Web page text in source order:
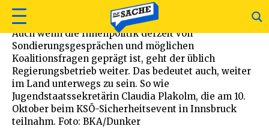
Auch wenn die Innenpolitik derzeit von
Sondierungsgesprächen und möglichen
Koalitionsfragen geprägt ist, geht der üblich
Regierungsbetrieb weiter. Das bedeutet auch, weiter
im Land unterwegs zu sein. So wie
Jugendstaatssekretärin Claudia Plakolm, die am 10.
Oktober beim KSÖ-Sicherheitsevent in Innsbruck
teilnahm. Foto: BKA/Dunker